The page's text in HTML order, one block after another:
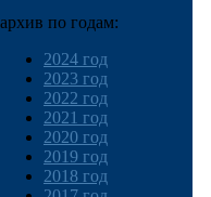
архив по годам:
2024 год
2023 год
2022 год
2021 год
2020 год
2019 год
2018 год